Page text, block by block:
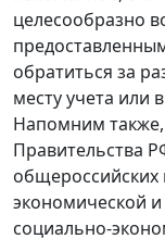
целесообразно
обратиться за
месту учета или
Напомним также,
Правительства
общероссийских
экономической
социально-